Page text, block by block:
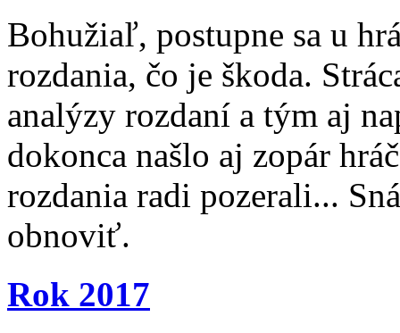
Bohužiaľ, postupne sa u
rozdania, čo je škoda.
analýzy rozdaní a tým aj
dokonca našlo aj zopár
rozdania radi pozerali...
obnoviť.
Rok 2017